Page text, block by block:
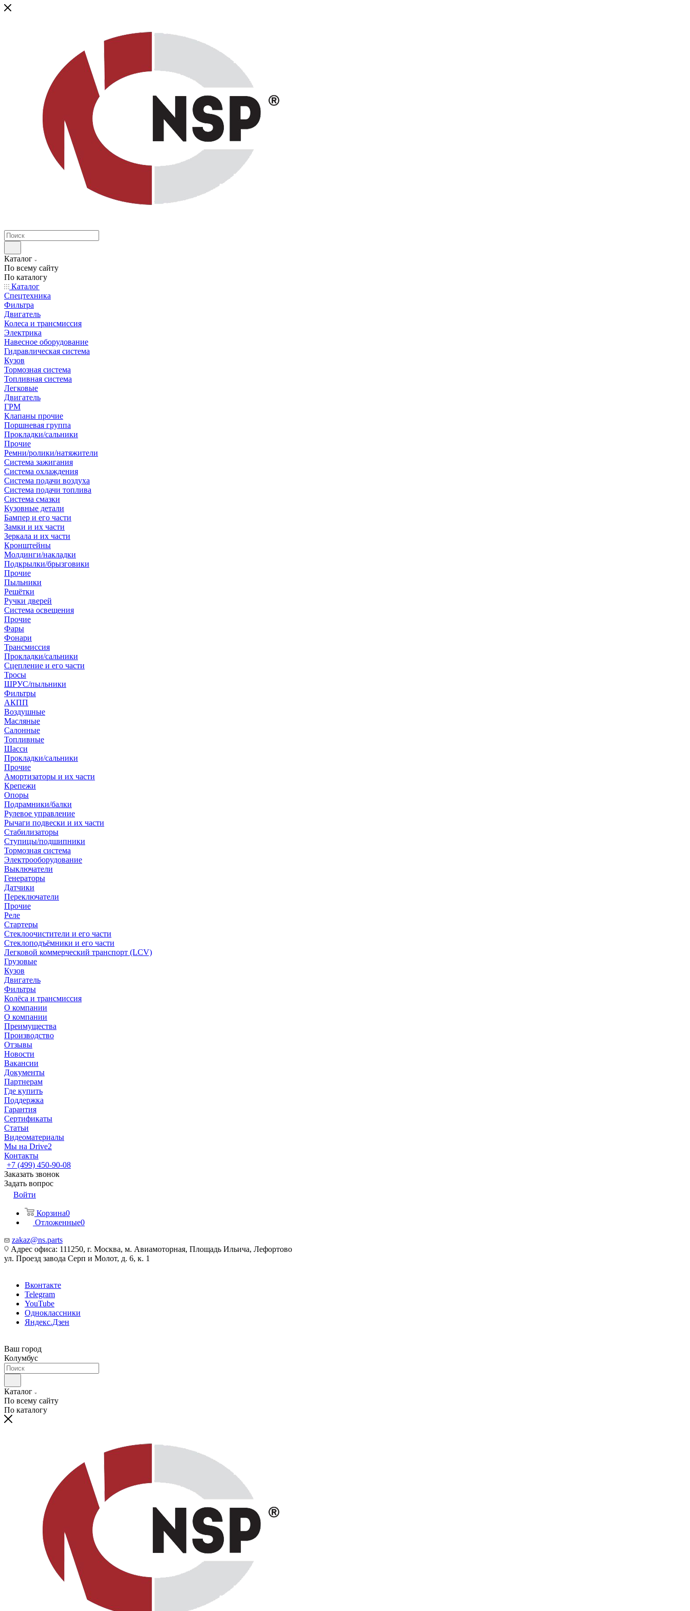
Каталог
По всему сайту
По каталогу
Каталог
Спецтехника
Фильтра
Двигатель
Колеса и трансмиссия
Электрика
Навесное оборудование
Гидравлическая система
Кузов
Тормозная система
Топливная система
Легковые
Двигатель
ГРМ
Клапаны прочие
Поршневая группа
Прокладки/сальники
Прочие
Ремни/ролики/натяжители
Система зажигания
Система охлаждения
Система подачи воздуха
Система подачи топлива
Система смазки
Кузовные детали
Бампер и его части
Замки и их части
Зеркала и их части
Кронштейны
Молдинги/накладки
Подкрылки/брызговики
Прочие
Пыльники
Решётки
Ручки дверей
Система освещения
Прочие
Фары
Фонари
Трансмиссия
Прокладки/сальники
Сцепление и его части
Тросы
ШРУС/пыльники
Фильтры
АКПП
Воздушные
Масляные
Салонные
Топливные
Шасси
Прокладки/сальники
Прочие
Амортизаторы и их части
Крепежи
Опоры
Подрамники/балки
Рулевое управление
Рычаги подвески и их части
Стабилизаторы
Ступицы/подшипники
Тормозная система
Электрооборудование
Выключатели
Генераторы
Датчики
Переключатели
Прочие
Реле
Стартеры
Стеклоочистители и его части
Стеклоподъёмники и его части
Легковой коммерческий транспорт (LCV)
Грузовые
Кузов
Двигатель
Фильтры
Колёса и трансмиссия
О компании
О компании
Преимущества
Производство
Отзывы
Новости
Вакансии
Документы
Партнерам
Где купить
Поддержка
Гарантия
Сертификаты
Статьи
Видеоматериалы
Мы на Drive2
Контакты
+7 (499) 450-90-08
Заказать звонок
Задать вопрос
Войти
Корзина0
Отложенные0
zakaz@ns.parts
Адрес офиса: 111250, г. Москва, м. Авиамоторная, Площадь Ильича, Лефортово
ул. Проезд завода Серп и Молот, д. 6, к. 1
Вконтакте
Telegram
YouTube
Одноклассники
Яндекс.Дзен
Ваш город
Колумбус
Каталог
По всему сайту
По каталогу